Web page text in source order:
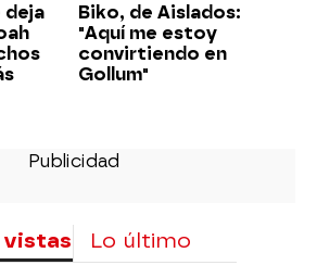
deja
Biko, de Aislados:
"Aquí me estoy
convirtiendo en
Gollum"
vistas Lo último